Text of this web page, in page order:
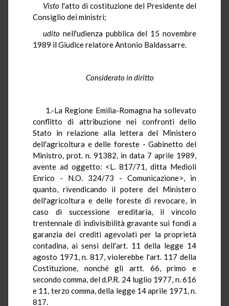
Visto l'atto di costituzione del Presidente del
Consiglio dei ministri;
udito nell'udienza pubblica del 15 novembre
1989 il Giudice relatore Antonio Baldassarre.
Considerato in diritto
1.-La Regione Emilia-Romagna ha sollevato
conflitto di attribuzione nei confronti dello
Stato in relazione alla lettera del Ministero
dell'agricoltura e delle foreste - Gabinetto del
Ministro, prot. n. 91382, in data 7 aprile 1989,
avente ad oggetto: <L. 817/71, ditta Medioli
Enrico - N.O. 324/73 - Comunicazione>, in
quanto, rivendicando il potere del Ministero
dell'agricoltura e delle foreste di revocare, in
caso di successione ereditaria, il vincolo
trentennale di indivisibilità gravante sui fondi a
garanzia dei crediti agevolati per la proprietà
contadina, ai sensi dell'art. 11 della legge 14
agosto 1971, n. 817, violerebbe l'art. 117 della
Costituzione, nonché gli artt. 66, primo e
secondo comma, del d.P.R. 24 luglio 1977, n. 616
e 11, terzo comma, della legge 14 aprile 1971, n.
817.